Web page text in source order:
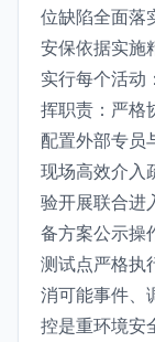
位缺陷全面落
安保依据实施
实行每个活动
挥职责：严格
配置外部专员
现场高效介入
验开展联合进
备方案公示操
测试点严格执
消可能事件、
控是重环境安